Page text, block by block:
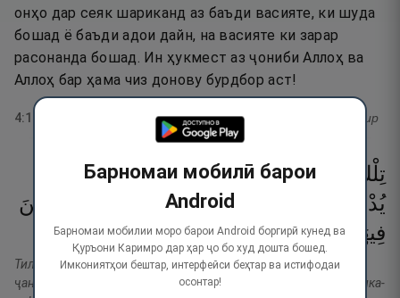
онҳо дар сеяк шариканд аз баъди васияте, ки шуда
бошад ё баъди адои дайн, на васияте ки зарар
расонанда бошад. Ин ҳукмест аз ҷониби Аллоҳ ва
Аллоҳ бар ҳама чиз донову бурдбор аст!
4:12 тафсир
تِلْكَ حُدُودُ ٱللَّهِ ۚ وَمَن يُطِعِ ٱللَّهَ وَرَسُولَهُۥ
يُدْخِلْهُ
تَجْرِى مِن تَحْتِهَا
خَـٰلِدِينَ
فِيهَا ۚ
وَذَٰلِكَ ٱلْفَوْزُ ٱلْعَظِيمُ ۝١٣
Тилка ҳудудуллоҳ. Ва ма-н ютиъиллоҳа ва расулаҳу юдхилҳу
ҷаннотин таҷри мин таҳтиҳал анҳору холидина фиҳо. Ва золика-
Барномаи мобилӣ барои
Android
Барномаи мобилии моро барои Android боргирӣ кунед ва
Қуръони Каримро дар ҳар ҷо бо худ дошта бошед.
Имкониятҳои бештар, интерфейси беҳтар ва истифодаи
осонтар!